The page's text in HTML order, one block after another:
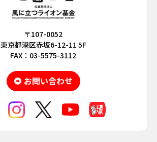
〒107-0052
東京都港区赤坂6-12-11 5F
FAX：03-5575-3112
お問い合わせ